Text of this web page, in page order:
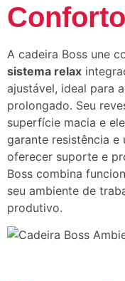
A cadeira Boss une
sistema relax
ajustável, ideal para
prolongado. Seu
superfície macia e
garante resistência e
oferecer suporte e
Boss combina
seu ambiente de
produtivo.